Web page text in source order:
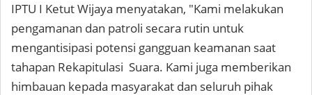
IPTU I Ketut Wijaya menyatakan, "Kami melakukan
pengamanan dan patroli secara rutin untuk
mengantisipasi potensi gangguan keamanan saat
tahapan Rekapitulasi Suara. Kami juga memberikan
himbauan kepada masyarakat dan seluruh pihak